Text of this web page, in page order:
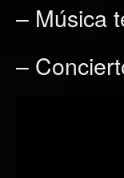
– Música
–